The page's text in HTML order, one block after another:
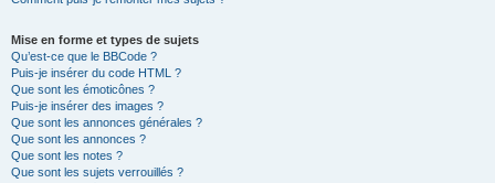
Mise en forme et types de sujets
Qu’est-ce que le BBCode ?
Puis-je insérer du code HTML ?
Que sont les émoticônes ?
Puis-je insérer des images ?
Que sont les annonces générales ?
Que sont les annonces ?
Que sont les notes ?
Que sont les sujets verrouillés ?